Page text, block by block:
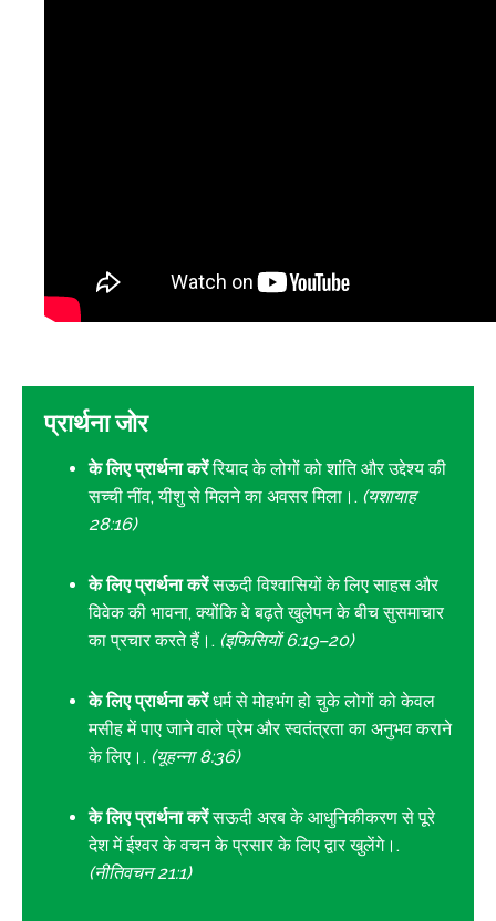
प्रार्थना जोर
के लिए प्रार्थना करेंरियाद के लोगों को शांति और उद्देश्य की
सच्ची नींव, यीशु से मिलने का अवसर मिला।. (यशायाह
28:16)
के लिए प्रार्थना करेंसऊदी विश्वासियों के लिए साहस और
विवेक की भावना, क्योंकि वे बढ़ते खुलेपन के बीच सुसमाचार
का प्रचार करते हैं।. (इफिसियों 6:19–20)
के लिए प्रार्थना करेंधर्म से मोहभंग हो चुके लोगों को केवल
मसीह में पाए जाने वाले प्रेम और स्वतंत्रता का अनुभव कराने
के लिए।. (यूहन्ना 8:36)
के लिए प्रार्थना करेंसऊदी अरब के आधुनिकीकरण से पूरे
देश में ईश्वर के वचन के प्रसार के लिए द्वार खुलेंगे।.
(नीतिवचन 21:1)